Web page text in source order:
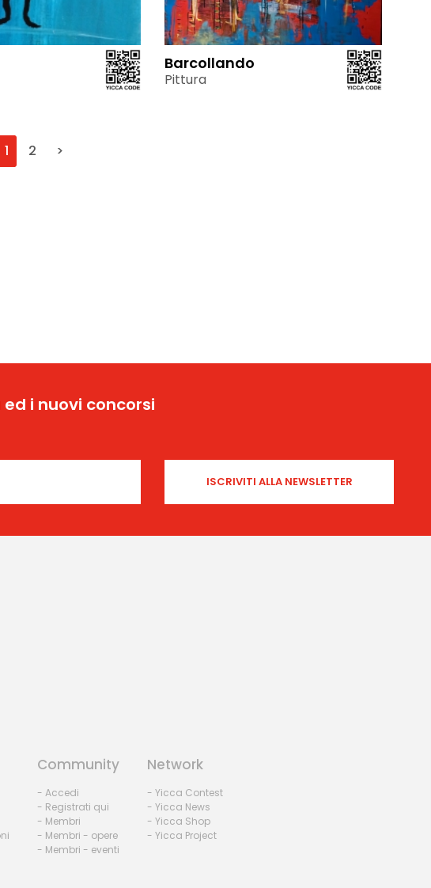
Barcollando
Pittura
1 2 >
i nuovi concorsi
Community
- Accedi
- Registrati qui
- Membri
- Membri - opere
- Membri - eventi
Network
- Yicca Contest
- Yicca News
- Yicca Shop
- Yicca Project